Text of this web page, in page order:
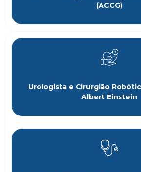
(ACCG)
Urologista e Cirurgião
Albert Einstein